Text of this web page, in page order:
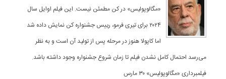
«مگالوپولیس» در کن مطمئن نیست. این فیلم اوایل سال
۲۰۲۴ برای تیری فرمو، رییس جشنواره کن نمایش داده شد
اما کاپولا هنوز در مرحله پس از تولید آن است و به نظر
می‌رسد احتمال کامل نشدن فیلم تا زمان شروع جشنواره وجود داشته باشد.
فیلمبرداری «مگالوپولیس» ۳۰ مارس